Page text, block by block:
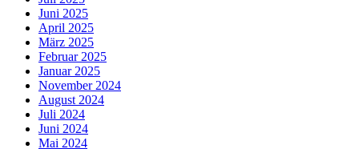
Juni 2025
April 2025
März 2025
Februar 2025
Januar 2025
November 2024
August 2024
Juli 2024
Juni 2024
Mai 2024